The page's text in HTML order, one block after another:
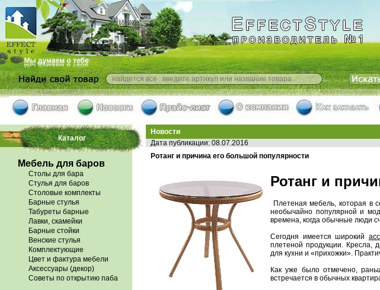
Каталог
Мебель для баров
Столы для бара
Стулья для баров
Столовые комплекты
Барные стулья
Табуреты барные
Лавки, скамейки
Барные стойки
Венские стулья
Комплектующие
Цвет и фактура мебели
Аксессуары (декор)
Советы по открытию паба
Новости
Дата публикации: 08.07.2016
Ротанг и причина его большой популярности
Ротанг и
Плетеная мебель, которая в
необычайно популярной и
времена, когда обычные люди
Сегодня имеется широкий
плетеной продукции. Кресла,
для кухни и «прихожки».
Как уже было отмечено,
встречается в обычных